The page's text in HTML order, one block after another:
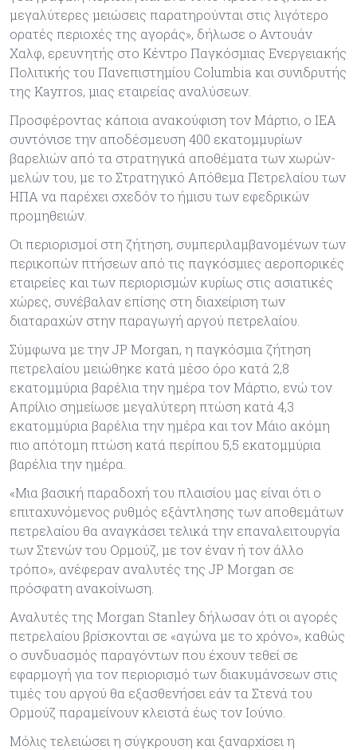
μεγαλύτερες μειώσεις παρατηρούνται στις λιγότερο
ορατές περιοχές της αγοράς», δήλωσε ο Αντουάν
Χαλφ, ερευνητής στο Κέντρο Παγκόσμιας Ενεργειακής
Πολιτικής του Πανεπιστημίου Columbia και συνιδρυτής
της Kayrros, μιας εταιρείας αναλύσεων.
Προσφέροντας κάποια ανακούφιση τον Μάρτιο, ο ΙΕΑ
συντόνισε την αποδέσμευση 400 εκατομμυρίων
βαρελιών από τα στρατηγικά αποθέματα των χωρών-
μελών του, με το Στρατηγικό Απόθεμα Πετρελαίου των
ΗΠΑ να παρέχει σχεδόν το ήμισυ των εφεδρικών
προμηθειών.
Οι περιορισμοί στη ζήτηση, συμπεριλαμβανομένων των
περικοπών πτήσεων από τις παγκόσμιες αεροπορικές
εταιρείες και των περιορισμών κυρίως στις ασιατικές
χώρες, συνέβαλαν επίσης στη διαχείριση των
διαταραχών στην παραγωγή αργού πετρελαίου.
Σύμφωνα με την JP Morgan, η παγκόσμια ζήτηση
πετρελαίου μειώθηκε κατά μέσο όρο κατά 2,8
εκατομμύρια βαρέλια την ημέρα τον Μάρτιο, ενώ τον
Απρίλιο σημείωσε μεγαλύτερη πτώση κατά 4,3
εκατομμύρια βαρέλια την ημέρα και τον Μάιο ακόμη
πιο απότομη πτώση κατά περίπου 5,5 εκατομμύρια
βαρέλια την ημέρα.
«Μια βασική παραδοχή του πλαισίου μας είναι ότι ο
επιταχυνόμενος ρυθμός εξάντλησης των αποθεμάτων
πετρελαίου θα αναγκάσει τελικά την επαναλειτουργία
των Στενών του Ορμούζ, με τον έναν ή τον άλλο
τρόπο», ανέφεραν αναλυτές της JP Morgan σε
πρόσφατη ανακοίνωση.
Αναλυτές της Morgan Stanley δήλωσαν ότι οι αγορές
πετρελαίου βρίσκονται σε «αγώνα με το χρόνο», καθώς
ο συνδυασμός παραγόντων που έχουν τεθεί σε
εφαρμογή για τον περιορισμό των διακυμάνσεων στις
τιμές του αργού θα εξασθενήσει εάν τα Στενά του
Ορμούζ παραμείνουν κλειστά έως τον Ιούνιο.
Μόλις τελειώσει η σύγκρουση και ξαναρχίσει η